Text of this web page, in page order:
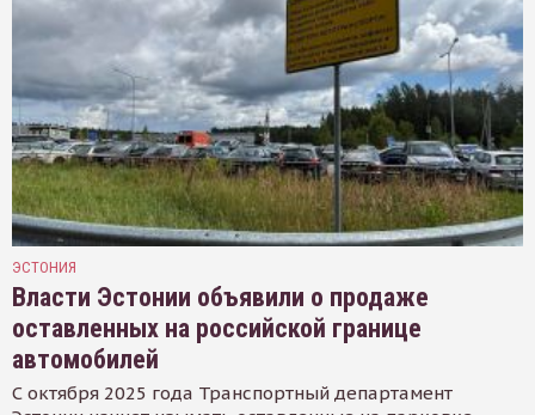
ЭСТОНИЯ
Власти Эстонии объявили о продаже
оставленных на российской границе
автомобилей
С октября 2025 года Транспортный департамент